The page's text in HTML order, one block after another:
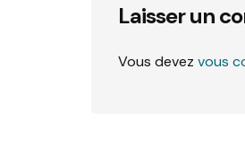
Laisser un
Vous devez vous